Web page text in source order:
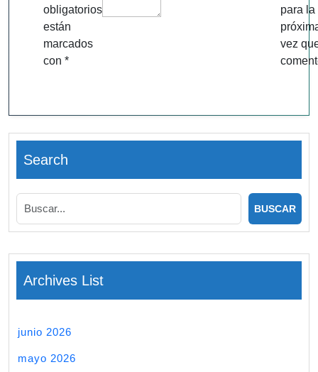
obligatorios
están
marcados
con *
para la
vez
Search
Archives List
junio 2026
mayo 2026